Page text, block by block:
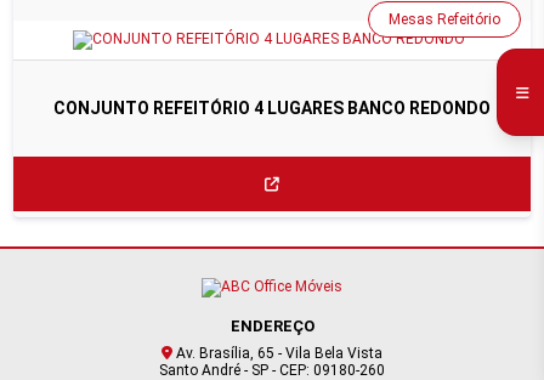
CONJUNTO REFEITÓRIO 4 LUGARES BANCO REDONDO
Mesas Refeitório
ENDEREÇO
Av. Brasília, 65 - Vila Bela Vista
Santo André - SP - CEP: 09180-260